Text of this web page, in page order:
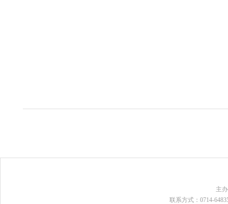
主
联系方式：0714-